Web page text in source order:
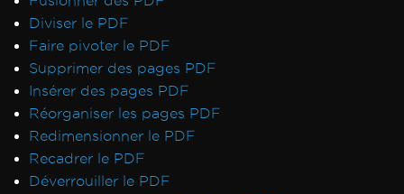
Diviser le PDF
Faire pivoter le PDF
Supprimer des pages PDF
Insérer des pages PDF
Réorganiser les pages PDF
Redimensionner le PDF
Recadrer le PDF
Déverrouiller le PDF